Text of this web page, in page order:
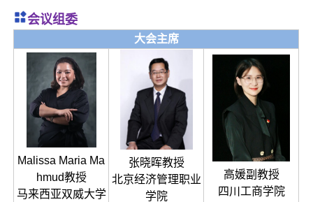
会议组委
大会主席
Malissa Maria Ma
hmud教授
马来西亚双威大学
张晓晖教授
北京经济管理职业
学院
高媛副教授
四川工商学院